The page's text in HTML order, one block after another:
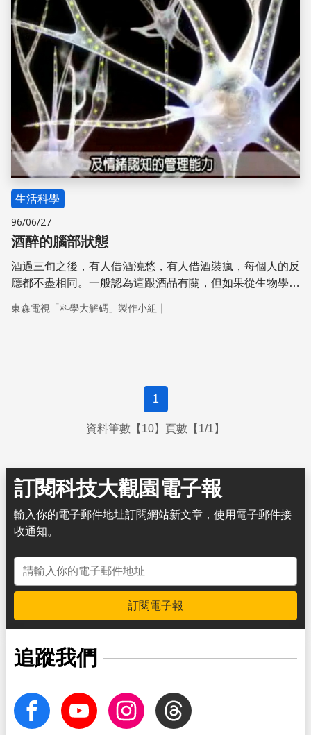
生活科學
96/06/27
酒醉的腦部狀態
酒過三旬之後，有人借酒澆愁，有人借酒裝瘋，每個人的反
應都不盡相同。一般認為這跟酒品有關，但如果從生物學的
部神經。 喝酒要喝的盡興、喝的開心，不過小心別喝過
東森電視「科學大解碼」製作小組 ｜
1
資料筆數【10】頁數【1/1】
訂閱科技大觀園電子報
輸入你的電子郵件地址訂閱網站新文章，使用電子郵件接
收通知。
電子郵件地址
訂閱電子報
追蹤我們
facebook Youtube InstagramThreads